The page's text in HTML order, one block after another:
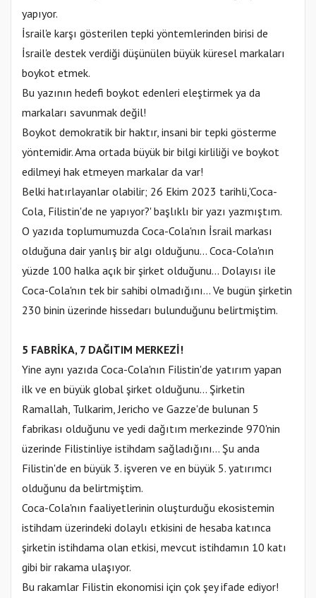
yapıyor.
İsrail'e karşı gösterilen tepki yöntemlerinden birisi de
İsrail'e destek verdiği düşünülen büyük küresel markaları
boykot etmek.
Bu yazının hedefi boykot edenleri eleştirmek ya da
markaları savunmak değil!
Boykot demokratik bir haktır, insani bir tepki gösterme
yöntemidir. Ama ortada büyük bir bilgi kirliliği ve boykot
edilmeyi hak etmeyen markalar da var!
Belki hatırlayanlar olabilir; 26 Ekim 2023 tarihli,'Coca-
Cola, Filistin'de ne yapıyor?' başlıklı bir yazı yazmıştım.
O yazıda toplumumuzda Coca-Cola'nın İsrail markası
olduğuna dair yanlış bir algı olduğunu... Coca-Cola'nın
yüzde 100 halka açık bir şirket olduğunu... Dolayısı ile
Coca-Cola'nın tek bir sahibi olmadığını... Ve bugün şirketin
230 binin üzerinde hissedarı bulunduğunu belirtmiştim.
5 FABRİKA, 7 DAĞITIM MERKEZİ!
Yine aynı yazıda Coca-Cola'nın Filistin'de yatırım yapan
ilk ve en büyük global şirket olduğunu... Şirketin
Ramallah, Tulkarim, Jericho ve Gazze'de bulunan 5
fabrikası olduğunu ve yedi dağıtım merkezinde 970'nin
üzerinde Filistinliye istihdam sağladığını... Şu anda
Filistin'de en büyük 3. işveren ve en büyük 5. yatırımcı
olduğunu da belirtmiştim.
Coca-Cola'nın faaliyetlerinin oluşturduğu ekosistemin
istihdam üzerindeki dolaylı etkisini de hesaba katınca
şirketin istihdama olan etkisi, mevcut istihdamın 10 katı
gibi bir rakama ulaşıyor.
Bu rakamlar Filistin ekonomisi için çok şey ifade ediyor!